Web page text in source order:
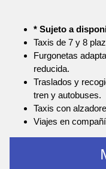
* Sujeto a
Taxis de 7 y 8
Furgonetas
reducida.
Traslados y
tren y autobuses.
Taxis con
Viajes en